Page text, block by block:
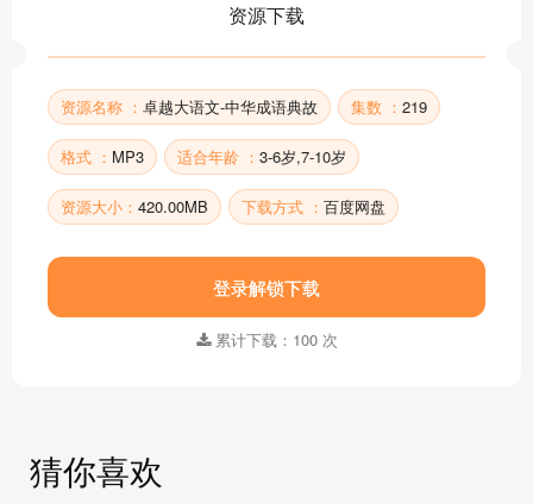
28【鸡口牛后】宁做小而洁的鸡嘴，不做大而臭的
牛屁股
29【南辕北辙】看季梁如何阻止魏国攻打赵国
30【鸡虫得失】一只鸡引发了杜甫对人生的思考
部分目录展示 ▶ 下载后解锁 219 首完整音频
资源下载
资源名称 ： 卓越大语文-中华成语典故 集数 ： 219
格式 ： MP3 适合年龄 ： 3-6岁,7-10岁
资源大小： 420.00MB 下载方式 ： 百度网盘
登录解锁下载
累计下载：100 次
猜你喜欢